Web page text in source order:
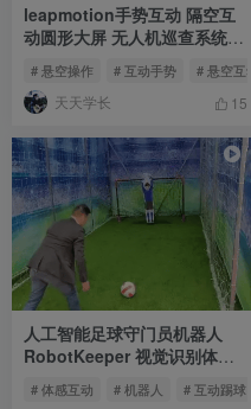
leapmotion手势互动 隔空互
动圆形大屏 无人机巡查系统互
# 悬空操作 # 互动手势 # 悬空互动
天天学长 15
人工智能足球守门员机器人
RobotKeeper 视觉识别体感
互动展项
# 体感互动 # 机器人 # 互动踢球